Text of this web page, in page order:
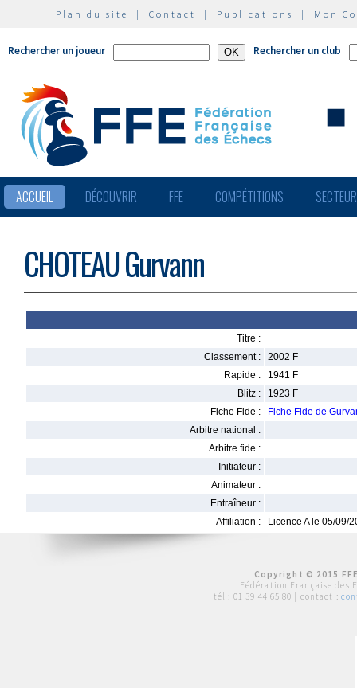
Plan du site | Contact | Publications | Mon
Rechercher un joueur Rechercher un club
ACCUEIL DÉCOUVRIR FFE COMPÉTITIONS
CHOTEAU Gurvann
Titre :
Classement :
2002 F
Rapide :
1941 F
Blitz :
1923 F
Fiche Fide :
Fiche Fide de
Arbitre national :
Arbitre fide :
Initiateur :
Animateur :
Entraîneur :
Affiliation :
Licence A le 05/09/
Copyright © 2015
Fédération Française des
tél : 01 39 44 65 80 | contact :